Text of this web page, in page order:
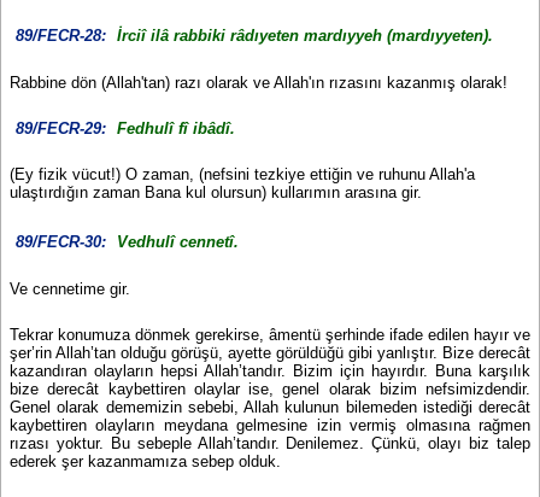
89/FECR-28: İrciî ilâ rabbiki râdıyeten mardıyyeh (mardıyyeten).
Rabbine dön (Allah'tan) razı olarak ve Allah'ın rızasını kazanmış olarak!
89/FECR-29: Fedhulî fî ibâdî.
(Ey fizik vücut!) O zaman, (nefsini tezkiye ettiğin ve ruhunu Allah'a
ulaştırdığın zaman Bana kul olursun) kullarımın arasına gir.
89/FECR-30: Vedhulî cennetî.
Ve cennetime gir.
Tekrar konumuza dönmek gerekirse, âmentü şerhinde ifade edilen hayır ve
şer’rin Allah’tan olduğu görüşü, ayette görüldüğü gibi yanlıştır. Bize derecât
kazandıran olayların hepsi Allah’tandır. Bizim için hayırdır. Buna karşılık
bize derecât kaybettiren olaylar ise, genel olarak bizim nefsimizdendir.
Genel olarak dememizin sebebi, Allah kulunun bilemeden istediği derecât
kaybettiren olayların meydana gelmesine izin vermiş olmasına rağmen
rızası yoktur. Bu sebeple Allah’tandır. Denilemez. Çünkü, olayı biz talep
ederek şer kazanmamıza sebep olduk.